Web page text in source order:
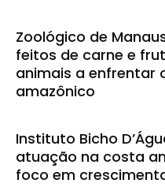
Zoológico de
feitos de carne e
animais a enfrentar
amazônico
Instituto Bicho
atuação na costa
foco em